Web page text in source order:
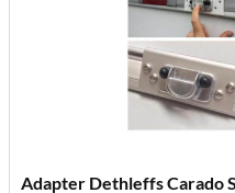
Adapter Dethleffs Carado